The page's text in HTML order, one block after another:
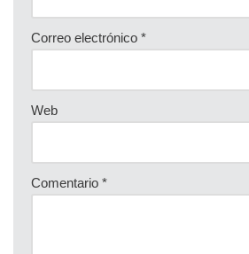
Correo electrónico *
Web
Comentario *